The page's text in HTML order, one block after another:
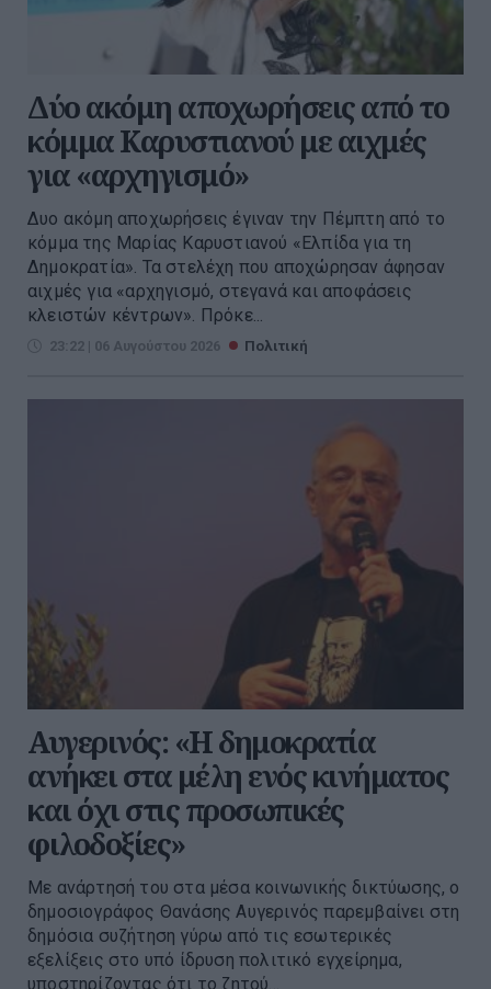
Δύο ακόμη αποχωρήσεις από το
κόμμα Καρυστιανού με αιχμές
για «αρχηγισμό»
Δυο ακόμη αποχωρήσεις έγιναν την Πέμπτη από το
κόμμα της Μαρίας Καρυστιανού «Ελπίδα για τη
Δημοκρατία». Τα στελέχη που αποχώρησαν άφησαν
αιχμές για «αρχηγισμό, στεγανά και αποφάσεις
κλειστών κέντρων». Πρόκε...
23:22 | 06 Αυγούστου 2026 Πολιτική
Αυγερινός: «Η δημοκρατία
ανήκει στα μέλη ενός κινήματος
και όχι στις προσωπικές
φιλοδοξίες»
Με ανάρτησή του στα μέσα κοινωνικής δικτύωσης, ο
δημοσιογράφος Θανάσης Αυγερινός παρεμβαίνει στη
δημόσια συζήτηση γύρω από τις εσωτερικές
εξελίξεις στο υπό ίδρυση πολιτικό εγχείρημα,
υποστηρίζοντας ότι το ζητού...